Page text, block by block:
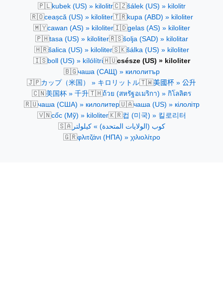
🇵🇱kubek (US) » kilolitr🇨🇿šálek (US) » kilolitr
🇷🇴ceașcă (US) » kiloliter🇹🇷kupa (ABD) » kiloliter
🇲🇾cawan (AS) » kiloliter🇮🇩gelas (AS) » kiloliter
🇵🇭tasa (US) » kiloliter🇷🇸šolja (SAD) » kilolitar
🇭🇷šalica (US) » kiloliter🇸🇰šálka (US) » kiloliter
🇮🇸boll (US) » kílólítri🇭🇺csésze (US) » kiloliter
🇧🇬чаша (САЩ) » килолитър
🇯🇵カップ（米国） » キロリットル🇹🇼美國杯 » 公升
🇨🇳美国杯 » 千升🇹🇭ถ้วย (สหรัฐอเมริกา) » กิโลลิตร
🇷🇺чаша (США) » килолитер🇺🇦чаша (US) » кілолітр
🇻🇳cốc (Mỹ) » kiloliter🇰🇷컵 (미국) » 킬로리터
🇸🇦كوب (الولايات المتحدة) » كيلولتر
🇬🇷φλιτζάνι (ΗΠΑ) » χιλιολίτρο